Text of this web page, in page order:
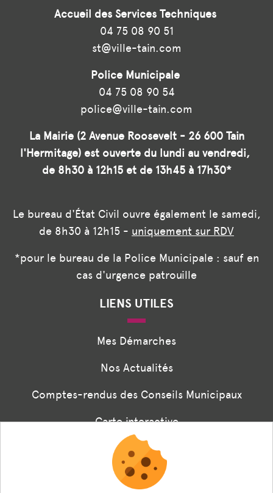
Accueil des Services Techniques
04 75 08 90 51
st@ville-tain.com
Police Municipale
04 75 08 90 54
police@ville-tain.com
La Mairie (2 Avenue Roosevelt - 26 600 Tain
l'Hermitage) est ouverte du lundi au vendredi,
de 8h30 à 12h15 et de 13h45 à 17h30*
Le bureau d'État Civil ouvre également le samedi,
de 8h30 à 12h15 - uniquement sur RDV
*pour le bureau de la Police Municipale : sauf en
cas d'urgence patrouille
LIENS UTILES
Mes Démarches
Nos Actualités
Comptes-rendus des Conseils Municipaux
Carte interactive
Associations
Formulaire panneaux digitaux